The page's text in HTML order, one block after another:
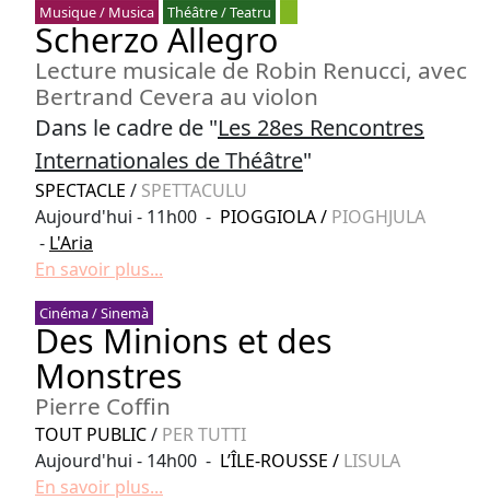
Musique / Musica Théâtre / Teatru
Scherzo Allegro
Lecture musicale de Robin Renucci, avec
Bertrand Cevera au violon
Dans le cadre de "Les 28es Rencontres
Internationales de Théâtre"
SPECTACLE / SPETTACULU
Aujourd'hui - 11h00 - PIOGGIOLA/ PIOGHJULA
- L'Aria
En savoir plus...
Cinéma / Sinemà
Des Minions et des
Monstres
Pierre Coffin
TOUT PUBLIC/ PER TUTTI
Aujourd'hui - 14h00 - L’ÎLE-ROUSSE / LISULA
En savoir plus...